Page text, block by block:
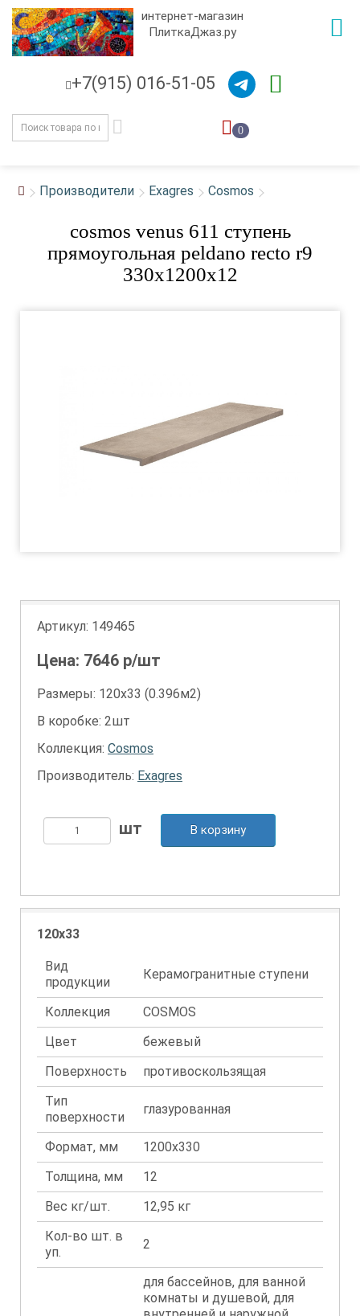
интернет-магазин
ПлиткаДжаз.ру
+7(915) 016-51-05
0
Производители Exagres Cosmos
cosmos venus 611 ступень
прямоугольная peldano recto r9
330х1200х12
Артикул: 149465
Цена: 7646 р/шт
Размеры: 120х33 (0.396м2)
В коробке: 2шт
Коллекция: Cosmos
Производитель: Exagres
В корзину
120x33
Вид
продукции
Керамогранитные ступени
Коллекция
COSMOS
Цвет
бежевый
Поверхность
противоскользящая
Тип
поверхности
глазурованная
Формат, мм
1200x330
Толщина, мм
12
Вес кг/шт.
12,95 кг
Кол-во шт. в
уп.
2
для бассейнов, для ванной
комнаты и душевой, для